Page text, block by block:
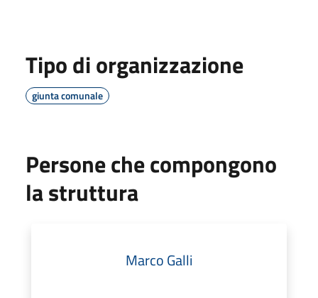
Tipo di organizzazione
giunta comunale
Persone che compongono
la struttura
Marco Galli